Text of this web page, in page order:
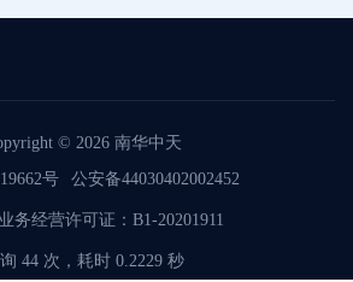
© 2026 南华中天
号
公安备44030402002452
务经营许可证：B1-20201911
44 次，耗时 0.2229 秒